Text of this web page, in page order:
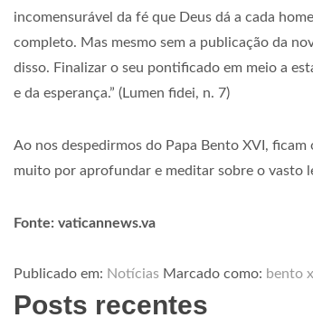
incomensurável da fé que Deus dá a cada
completo. Mas mesmo sem a publicação da
disso. Finalizar o seu pontificado em meio a
e da esperança.” (Lumen fidei, n. 7)
Ao nos despedirmos do Papa Bento XVI,
muito por aprofundar e meditar sobre o vasto
Fonte: vaticannews.va
Publicado em: Notícias Marcado como: bento
Posts recentes